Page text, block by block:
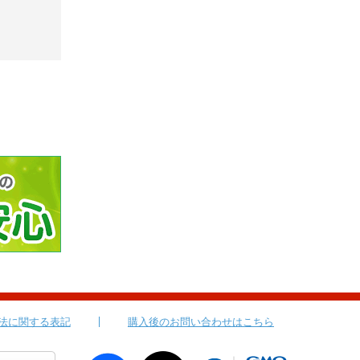
に関する表記 購入後のお問い合わせはこちら